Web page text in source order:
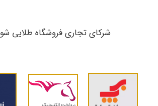
شرکای تجاری ​​​​​​​فروشگاه طلایی شو